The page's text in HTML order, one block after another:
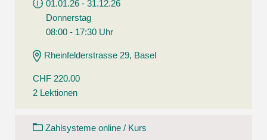
01.01.26 - 31.12.26
Donnerstag
08:00 - 17:30 Uhr
Rheinfelderstrasse 29, Basel
CHF 220.00
2 Lektionen
Zahlsysteme online / Kurs